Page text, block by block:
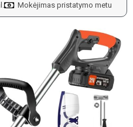
Mokėjimas pristatymo metu